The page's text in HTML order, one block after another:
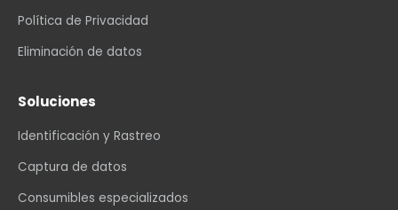
Política de Privacidad
Eliminación de datos
Soluciones
Identificación y Rastreo
Captura de datos
Consumibles especializados